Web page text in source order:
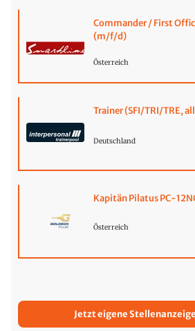
Commander / First
(m/f/d)
Österreich
Trainer (SFI/TRI/TRE,
Deutschland
Kapitän Pilatus PC-
Österreich
Jetzt eigene